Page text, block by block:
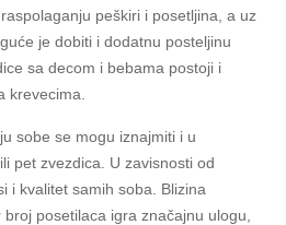
peškiri i posetljina, a uz
je dobiti i dodatnu posteljinu
sa decom i bebama postoji i
krevecima.
sobe se mogu iznajmiti i u
pet zvezdica. U zavisnosti od
i kvalitet samih soba. Blizina
posetilaca igra značajnu ulogu,